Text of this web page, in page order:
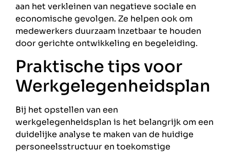
aan het verkleinen van negatieve sociale en
economische gevolgen. Ze helpen ook om
medewerkers duurzaam inzetbaar te houden
door gerichte ontwikkeling en begeleiding.
Praktische tips voor
Werkgelegenheidsplan
Bij het opstellen van een
werkgelegenheidsplan is het belangrijk om een
duidelijke analyse te maken van de huidige
personeelsstructuur en toekomstige